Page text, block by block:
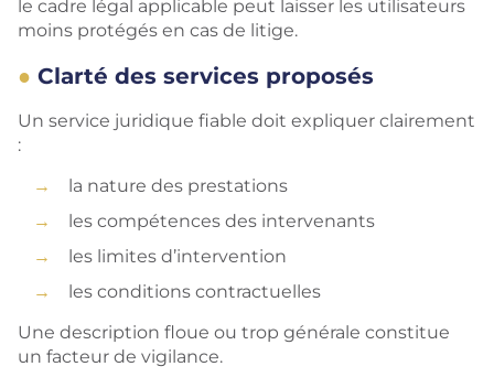
le cadre légal applicable peut laisser les utilisateurs
moins protégés en cas de litige.
Clarté des services proposés
Un service juridique fiable doit expliquer clairement
:
la nature des prestations
les compétences des intervenants
les limites d’intervention
les conditions contractuelles
Une description floue ou trop générale constitue
un facteur de vigilance.